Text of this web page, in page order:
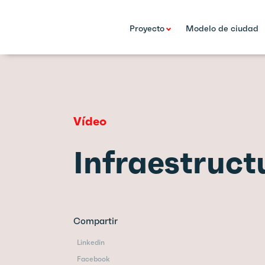
Proyecto Modelo de ciudad
Vídeo
Compartir
Linkedin
Facebook